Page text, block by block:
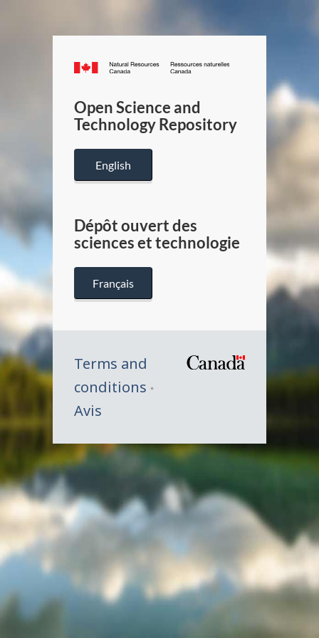
Canada.ca
/
Canada
Open Science and
Technology Repository
English
Dépôt ouvert des
sciences et technologie
Français
Terms and
conditions
Avis
Symbole
du